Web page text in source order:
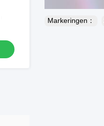
Markeringen：